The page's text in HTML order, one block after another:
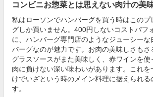
コンビニお惣菜とは思えない肉汁の美
私はローソンでハンバーグを買う時はこのプ
グしか買いません。400円しないコストパフ
に、ハンバーグ専門店のようなジューシーな
バーグなのが魅力です。お肉の美味しさもさ
グラスソースがまた美味しく、赤ワインを使
肉に負けない深い味わいがあります。これ
けでいざという時のメイン料理に据えられる
す。